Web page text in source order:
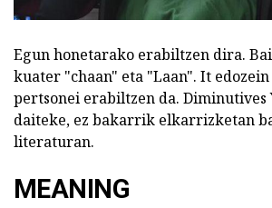
Egun honetarako erabiltzen dira.
kuater "chaan" eta "Laan". It
pertsonei erabiltzen da. Diminutives
daiteke, ez bakarrik elkarrizketan
literaturan.
MEANING